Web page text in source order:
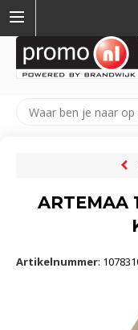
ARTEMAA
Artikelnummer: